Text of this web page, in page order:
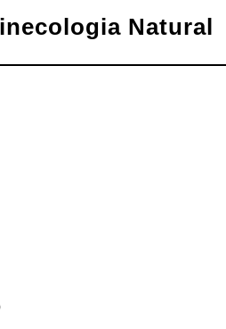
Natural